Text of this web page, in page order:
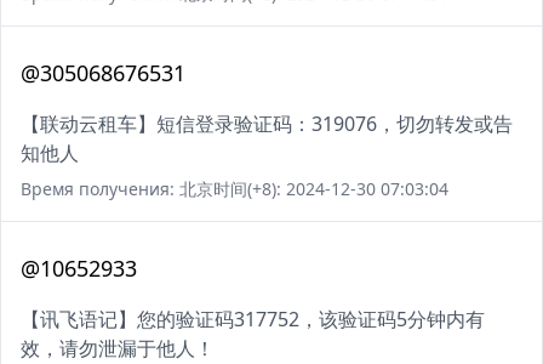
@305068676531
【联动云租车】短信登录验证码：319076，切勿转发或告
知他人
Время получения: 北京时间(+8): 2024-12-30 07:03:04
@10652933
【讯飞语记】您的验证码317752，该验证码5分钟内有
效，请勿泄漏于他人！